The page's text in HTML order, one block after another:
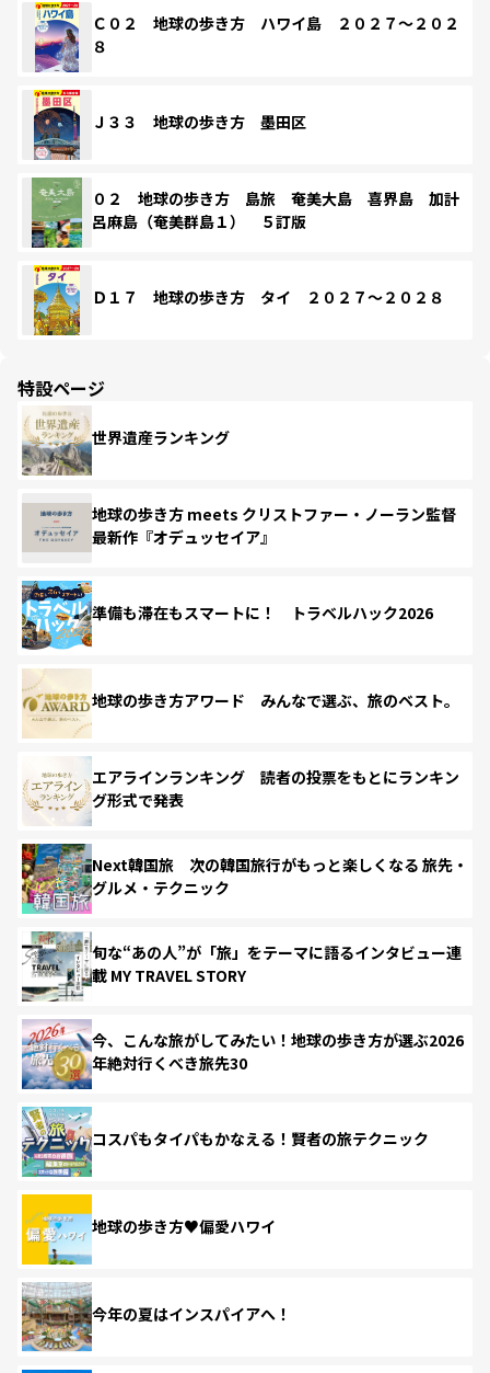
Ｃ０２ 地球の歩き方 ハワイ島 ２０２７～２０２
８
Ｊ３３ 地球の歩き方 墨田区
０２ 地球の歩き方 島旅 奄美大島 喜界島 加計
呂麻島（奄美群島１） ５訂版
Ｄ１７ 地球の歩き方 タイ ２０２７～２０２８
特設ページ
世界遺産ランキング
地球の歩き方 meets クリストファー・ノーラン監督
最新作『オデュッセイア』
準備も滞在もスマートに！ トラベルハック2026
地球の歩き方アワード みんなで選ぶ、旅のベスト。
エアラインランキング 読者の投票をもとにランキン
グ形式で発表
Next韓国旅 次の韓国旅行がもっと楽しくなる 旅先・
グルメ・テクニック
旬な“あの人”が「旅」をテーマに語るインタビュー連
載 MY TRAVEL STORY
今、こんな旅がしてみたい！地球の歩き方が選ぶ2026
年絶対行くべき旅先30
コスパもタイパもかなえる！賢者の旅テクニック
地球の歩き方♥偏愛ハワイ
今年の夏はインスパイアへ！